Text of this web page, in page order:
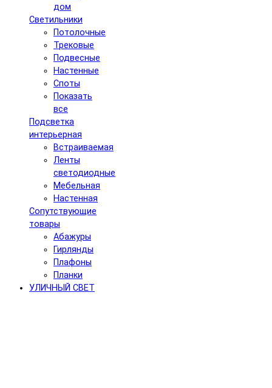
дом
Светильники
Потолочные
Трековые
Подвесные
Настенные
Споты
Показать
все
Подсветка
интерьерная
Встраиваемая
Ленты
светодиодные
Мебельная
Настенная
Сопутствующие
товары
Абажуры
Гирлянды
Плафоны
Планки
УЛИЧНЫЙ СВЕТ